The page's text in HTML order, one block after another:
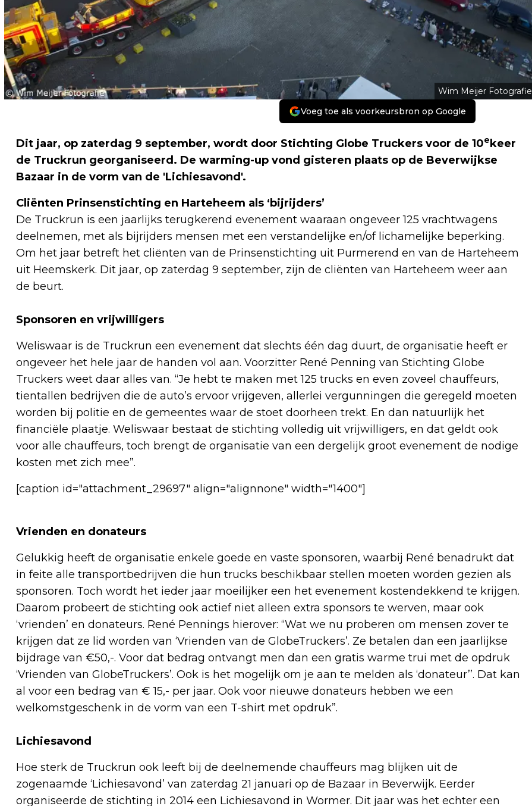
Wim Meijer Fotografie
Voeg toe als voorkeursbron op Google
Dit jaar, op zaterdag 9 september, wordt door Stichting Globe Truckers voor de 10e keer
de Truckrun georganiseerd. De warming-up vond gisteren plaats op de Beverwijkse
Bazaar in de vorm van de 'Lichiesavond'.
Cliënten Prinsenstichting en Harteheem als ‘bijrijders’
De Truckrun is een jaarlijks terugkerend evenement waaraan ongeveer 125 vrachtwagens
deelnemen, met als bijrijders mensen met een verstandelijke en/of lichamelijke beperking.
Om het jaar betreft het cliënten van de Prinsenstichting uit Purmerend en van de Harteheem
uit Heemskerk. Dit jaar, op zaterdag 9 september, zijn de cliënten van Harteheem weer aan
de beurt.
Sponsoren en vrijwilligers
Weliswaar is de Truckrun een evenement dat slechts één dag duurt, de organisatie heeft er
ongeveer het hele jaar de handen vol aan. Voorzitter René Penning van Stichting Globe
Truckers weet daar alles van. “Je hebt te maken met 125 trucks en even zoveel chauffeurs,
tientallen bedrijven die de auto’s ervoor vrijgeven, allerlei vergunningen die geregeld moeten
worden bij politie en de gemeentes waar de stoet doorheen trekt. En dan natuurlijk het
financiële plaatje. Weliswaar bestaat de stichting volledig uit vrijwilligers, en dat geldt ook
voor alle chauffeurs, toch brengt de organisatie van een dergelijk groot evenement de nodige
kosten met zich mee”.
[caption id="attachment_29697" align="alignnone" width="1400"]
Vrienden en donateurs
Gelukkig heeft de organisatie enkele goede en vaste sponsoren, waarbij René benadrukt dat
in feite alle transportbedrijven die hun trucks beschikbaar stellen moeten worden gezien als
sponsoren. Toch wordt het ieder jaar moeilijker een het evenement kostendekkend te krijgen.
Daarom probeert de stichting ook actief niet alleen extra sponsors te werven, maar ook
‘vrienden’ en donateurs. René Pennings hierover: “Wat we nu proberen om mensen zover te
krijgen dat ze lid worden van ‘Vrienden van de GlobeTruckers’. Ze betalen dan een jaarlijkse
bijdrage van €50,-. Voor dat bedrag ontvangt men dan een gratis warme trui met de opdruk
‘Vrienden van GlobeTruckers’. Ook is het mogelijk om je aan te melden als ‘donateur’’. Dat kan
al voor een bedrag van € 15,- per jaar. Ook voor nieuwe donateurs hebben we een
welkomstgeschenk in de vorm van een T-shirt met opdruk”.
Lichiesavond
Hoe sterk de Truckrun ook leeft bij de deelnemende chauffeurs mag blijken uit de
zogenaamde ‘Lichiesavond’ van zaterdag 21 januari op de Bazaar in Beverwijk. Eerder
organiseerde de stichting in 2014 een Lichiesavond in Wormer. Dit jaar was het echter een